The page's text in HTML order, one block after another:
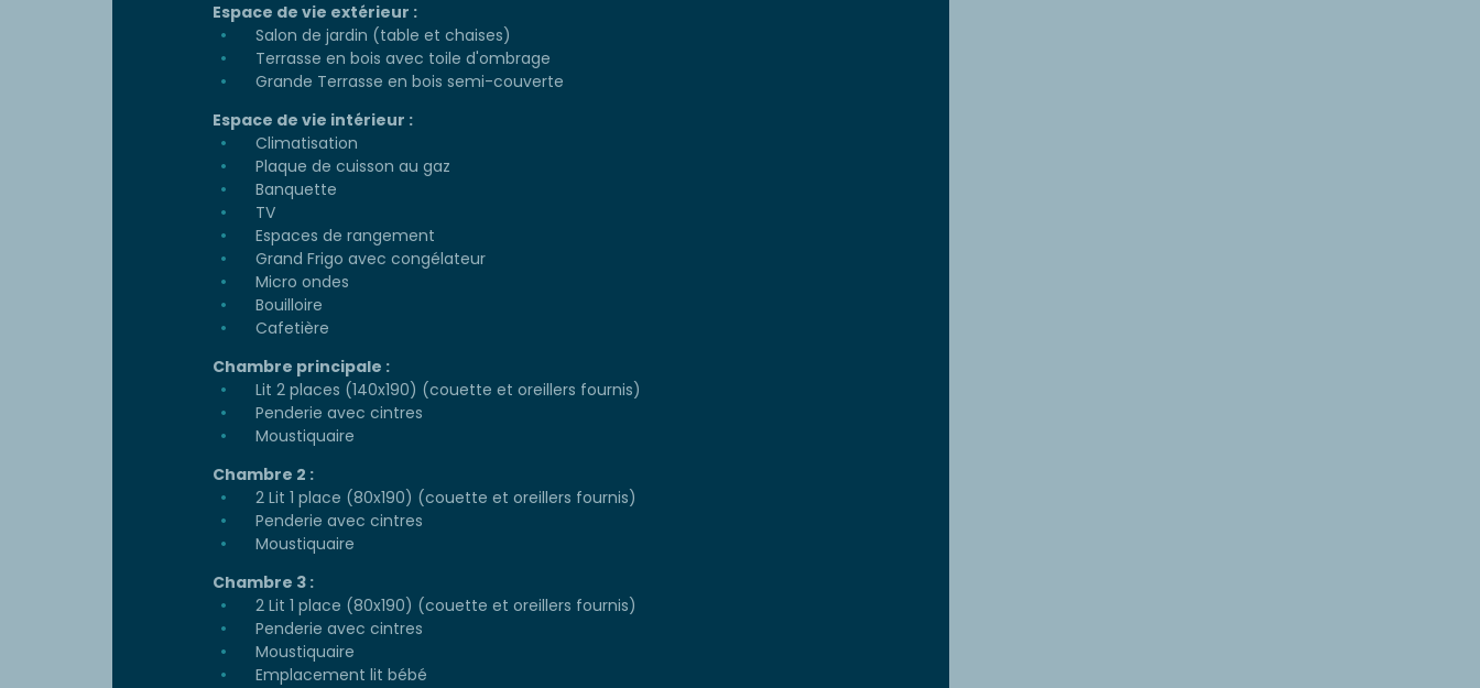
Espace de vie extérieur :
Salon de jardin (table et chaises)
Terrasse en bois avec toile d'ombrage
Grande Terrasse en bois semi-couverte
Espace de vie intérieur :
Climatisation
Plaque de cuisson au gaz
Banquette
TV
Espaces de rangement
Grand Frigo avec congélateur
Micro ondes
Bouilloire
Cafetière
Chambre principale :
Lit 2 places (140x190) (couette et oreillers fournis)
Penderie avec cintres
Moustiquaire
Chambre 2 :
2 Lit 1 place (80x190) (couette et oreillers fournis)
Penderie avec cintres
Moustiquaire
Chambre 3 :
2 Lit 1 place (80x190) (couette et oreillers fournis)
Penderie avec cintres
Moustiquaire
Emplacement lit bébé